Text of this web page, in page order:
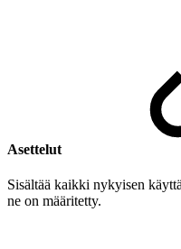
Asettelut
Sisältää kaikki nykyisen
ne on määritetty.